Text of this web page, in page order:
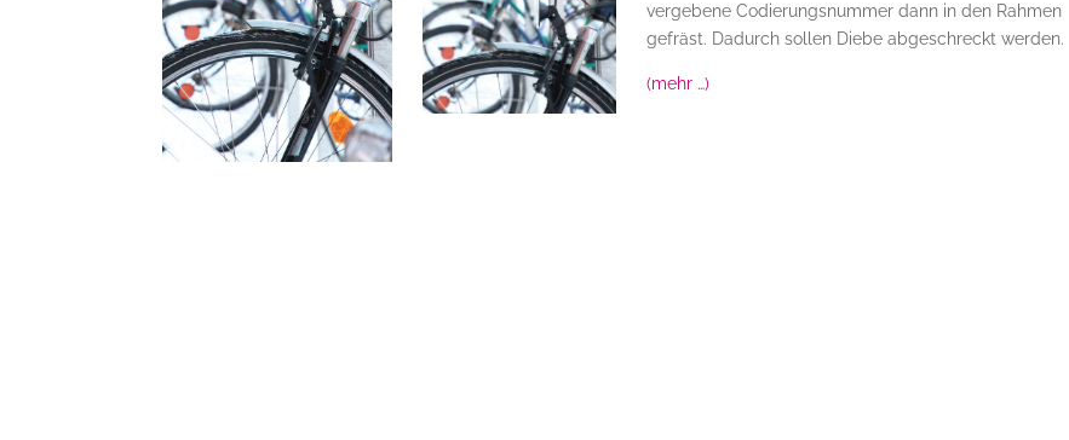
vergebene Codierungsnummer dann in den Rahmen
gefräst. Dadurch sollen Diebe abgeschreckt werden.
(mehr …)